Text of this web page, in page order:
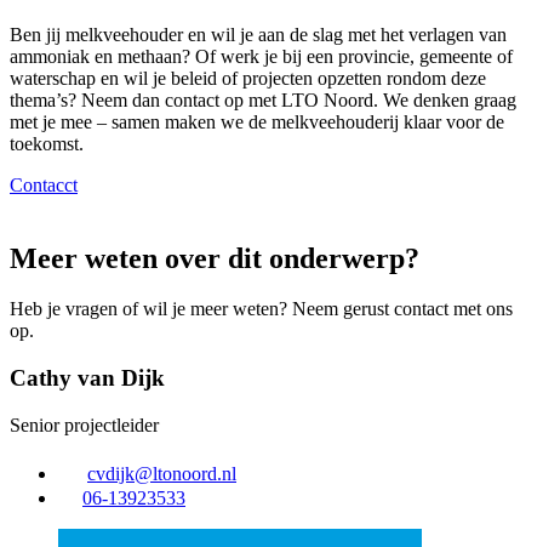
Ben jij melkveehouder en wil je aan de slag met het verlagen van
ammoniak en methaan? Of werk je bij een provincie, gemeente of
waterschap en wil je beleid of projecten opzetten rondom deze
thema’s? Neem dan contact op met LTO Noord. We denken graag
met je mee – samen maken we de melkveehouderij klaar voor de
toekomst.
Contacct
Meer weten over dit onderwerp?
Heb je vragen of wil je meer weten? Neem gerust contact met ons
op.
Cathy van Dijk
Senior projectleider
cvdijk@ltonoord.nl
06-13923533